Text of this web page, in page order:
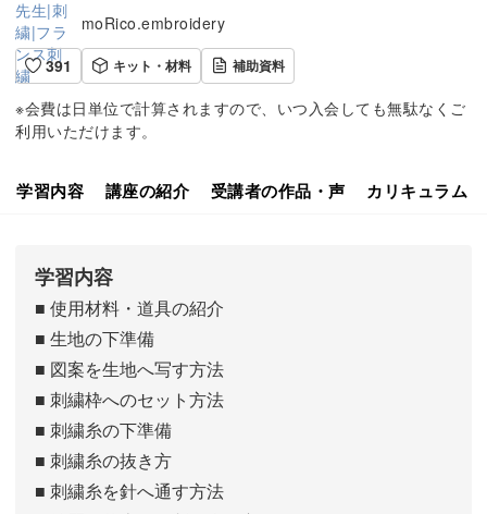
moRico.embroidery
391
キット・材料 補助資料
※会費は日単位で計算されますので、いつ入会しても無駄なくご
利用いただけます。
学習内容 講座の紹介 受講者の作品・声 カリキュラム
学習内容
■ 使用材料・道具の紹介
■ 生地の下準備
■ 図案を生地へ写す方法
■ 刺繍枠へのセット方法
■ 刺繍糸の下準備
■ 刺繍糸の抜き方
■ 刺繍糸を針へ通す方法